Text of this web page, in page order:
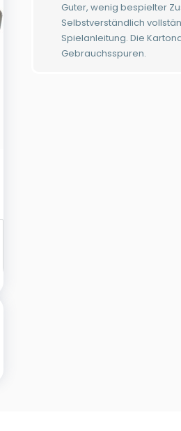
Guter, wenig bespielter
Selbstverständlich
Spielanleitung. Die
Gebrauchsspuren.